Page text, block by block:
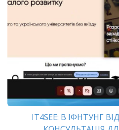
IT4SEE: В ІФНТУНГ